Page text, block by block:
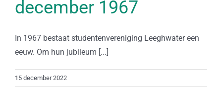
december 1967
In 1967 bestaat studentenvereniging Leeghwater een
eeuw. Om hun jubileum [...]
15 december 2022